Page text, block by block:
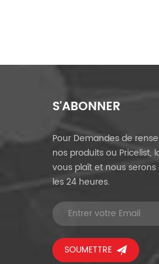
S'ABONNER
Pour Demandes de
nos produits ou Pricelist,
vous plaît et nous
les 24 heures.